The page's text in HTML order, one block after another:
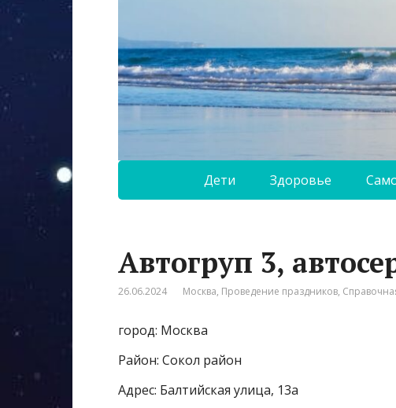
Дети Здоровье
Автогруп 3,
26.06.2024 Москва, Проведение праздников,
город: Москва
Район: Сокол район
Адрес: Балтийская улица, 13а